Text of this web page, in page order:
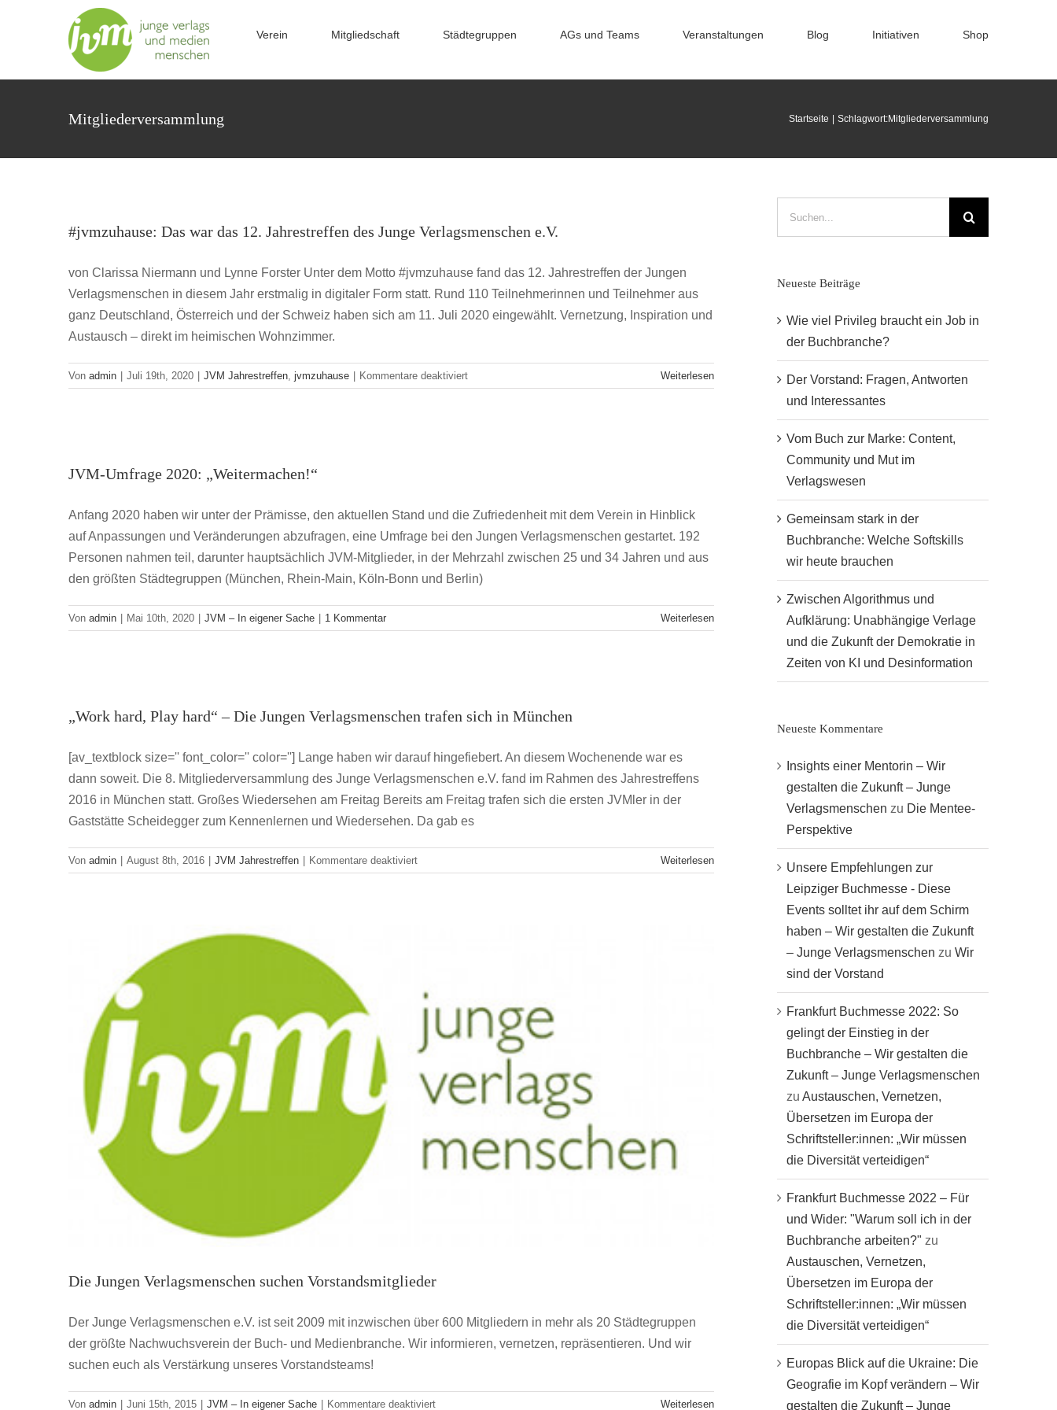
Verein Mitgliedschaft Städtegruppen AGs und Teams Veranstaltungen Blog Initiativen Shop
Mitgliederversammlung Startseite Schlagwort:Mitgliederversammlung
JVM Jahrestreffen jvmzuhause
#jvmzuhause: Das war das 12. Jahrestreffen des Junge Verlagsmenschen e.V.
von Clarissa Niermann und Lynne Forster Unter dem Motto #jvmzuhause fand das 12. Jahrestreffen der Jungen
Verlagsmenschen in diesem Jahr erstmalig in digitaler Form statt. Rund 110 Teilnehmerinnen und Teilnehmer aus
ganz Deutschland, Österreich und der Schweiz haben sich am 11. Juli 2020 eingewählt. Vernetzung, Inspiration und
Austausch – direkt im heimischen Wohnzimmer.
Von admin Juli 19th, 2020 JVM Jahrestreffen, jvmzuhause Kommentare deaktiviertfür
#jvmzuhause:
Junge
e.V.
Weiterlesen
JVM-Umfrage 2020: „Weitermachen!“
Anfang 2020 haben wir unter der Prämisse, den aktuellen Stand und die Zufriedenheit mit dem Verein in Hinblick
auf Anpassungen und Veränderungen abzufragen, eine Umfrage bei den Jungen Verlagsmenschen gestartet. 192
Personen nahmen teil, darunter hauptsächlich JVM-Mitglieder, in der Mehrzahl zwischen 25 und 34 Jahren und aus
den größten Städtegruppen (München, Rhein-Main, Köln-Bonn und Berlin)
Von admin Mai 10th, 2020 JVM – In eigener Sache 1 Kommentar Weiterlesen
JVM Jahrestreffen
„Work hard, Play hard“ – Die Jungen Verlagsmenschen trafen sich in München
[av_textblock size='' font_color='' color=''] Lange haben wir darauf hingefiebert. An diesem Wochenende war es
dann soweit. Die 8. Mitgliederversammlung des Junge Verlagsmenschen e.V. fand im Rahmen des Jahrestreffens
2016 in München statt. Großes Wiedersehen am Freitag Bereits am Freitag trafen sich die ersten JVMler in der
Gaststätte Scheidegger zum Kennenlernen und Wiedersehen. Da gab es
Von admin August 8th, 2016 JVM Jahrestreffen Kommentare deaktiviertfür
„Work
Verlagsmenschen
trafen
in
München
Weiterlesen
Die Jungen Verlagsmenschen suchen Vorstandsmitglieder
JVM – In eigener Sache
Die Jungen Verlagsmenschen suchen Vorstandsmitglieder
Der Junge Verlagsmenschen e.V. ist seit 2009 mit inzwischen über 600 Mitgliedern in mehr als 20 Städtegruppen
der größte Nachwuchsverein der Buch- und Medienbranche. Wir informieren, vernetzen, repräsentieren. Und wir
suchen euch als Verstärkung unseres Vorstandsteams!
Von admin Juni 15th, 2015 JVM – In eigener Sache Kommentare deaktiviertfür
Weiterlesen
Höchste Sicherheitsstufe beim 4. Jahrestreffen der Jungen Verlagsmenschen am 8. September in
JVM Jahrestreffen
Neueste Beiträge
Wie viel Privileg braucht ein Job in
der Buchbranche?
Der Vorstand: Fragen, Antworten
und Interessantes
Vom Buch zur Marke: Content,
Community und Mut im
Verlagswesen
Gemeinsam stark in der
Buchbranche: Welche Softskills
wir heute brauchen
Zwischen Algorithmus und
Aufklärung: Unabhängige Verlage
und die Zukunft der Demokratie in
Zeiten von KI und Desinformation
Neueste Kommentare
Insights einer Mentorin – Wir
gestalten die Zukunft – Junge
Verlagsmenschen zu Die Mentee-
Perspektive
Unsere Empfehlungen zur
Leipziger Buchmesse - Diese
Events solltet ihr auf dem Schirm
haben – Wir gestalten die Zukunft
– Junge Verlagsmenschen zu Wir
sind der Vorstand
Frankfurt Buchmesse 2022: So
gelingt der Einstieg in der
Buchbranche – Wir gestalten die
Zukunft – Junge Verlagsmenschen
zu Austauschen, Vernetzen,
Übersetzen im Europa der
Schriftsteller:innen: „Wir müssen
die Diversität verteidigen“
Frankfurt Buchmesse 2022 – Für
und Wider: "Warum soll ich in der
Buchbranche arbeiten?" zu
Austauschen, Vernetzen,
Übersetzen im Europa der
Schriftsteller:innen: „Wir müssen
die Diversität verteidigen“
Europas Blick auf die Ukraine: Die
Geografie im Kopf verändern – Wir
gestalten die Zukunft – Junge